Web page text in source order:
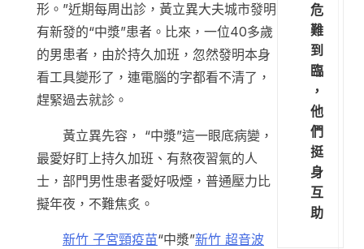
形。”近期每周出診，黃立異大夫城市發明
有新發的“中漿”患者。比來，一位40多歲
的男患者，由於持久加班，忽然發明本身
看工具變形了，連電腦的字都看不清了，
趕緊過去就診。
黃立異先容， “中漿”這一眼底病變，
最愛好盯上持久加班、有熬夜習氣的人
士，部門男性患者愛好吸煙，普通壓力比
擬年夜，不難焦炙。
新竹 子宮頸疫苗“中漿”新竹 超音波
危
難
到
臨
，
他
們
挺
身
互
助